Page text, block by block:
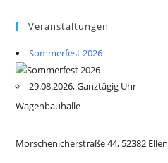
Veranstaltungen
Sommerfest 2026
29.08.2026, Ganztägig Uhr
Wagenbauhalle
Morschenicherstraße 44, 52382 Ellen